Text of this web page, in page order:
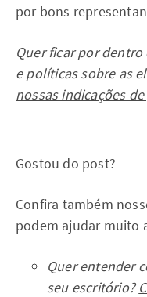
por bons
Quer ficar por
e políticas sobre as
nossas indicações
Gostou do post?
Confira também
podem ajudar muito
Quer entender
seu escritório?